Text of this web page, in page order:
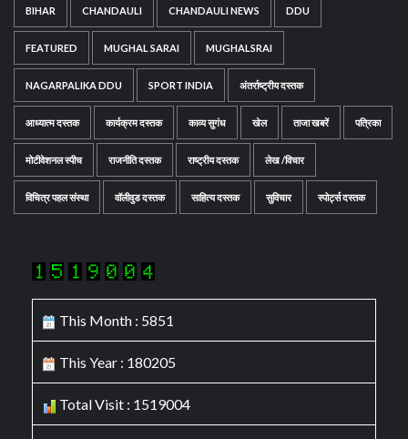
BIHAR CHANDAULI CHANDAULI NEWS DDU
FEATURED MUGHAL SARAI MUGHALSRAI
NAGARPALIKA DDU SPORT INDIA अंतर्राष्ट्रीय दस्तक
आध्यात्म दस्तक कार्यक्रम दस्तक काव्य सुगंध खेल ताजा खबरें पत्रिका
मोटीवेशनल स्पीच राजनीति दस्तक राष्ट्रीय दस्तक लेख /विचार
विचित्र पहल संस्था वॉलीवुड दस्तक साहित्य दस्तक सुविचार स्पोर्ट्स दस्तक
This Month : 5851
This Year : 180205
Total Visit : 1519004